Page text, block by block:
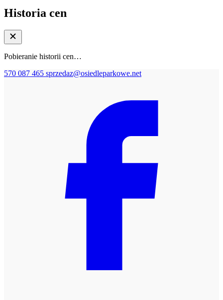
Historia cen
Pobieranie historii cen…
570 087 465 sprzedaz@osiedleparkowe.net